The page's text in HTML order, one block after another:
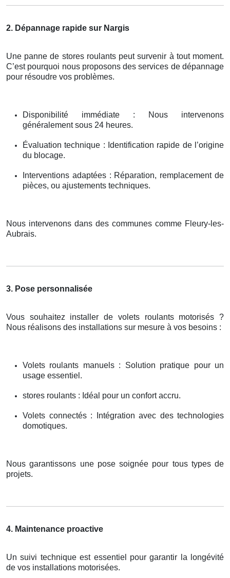
2. Dépannage rapide sur Nargis
Une panne de stores roulants peut survenir à tout moment.
C’est pourquoi nous proposons des services de dépannage
pour résoudre vos problèmes.
Disponibilité immédiate : Nous intervenons
généralement sous 24 heures.
Évaluation technique : Identification rapide de l’origine
du blocage.
Interventions adaptées : Réparation, remplacement de
pièces, ou ajustements techniques.
Nous intervenons dans des communes comme Fleury-les-
Aubrais.
3. Pose personnalisée
Vous souhaitez installer de volets roulants motorisés ?
Nous réalisons des installations sur mesure à vos besoins :
Volets roulants manuels : Solution pratique pour un
usage essentiel.
stores roulants : Idéal pour un confort accru.
Volets connectés : Intégration avec des technologies
domotiques.
Nous garantissons une pose soignée pour tous types de
projets.
4. Maintenance proactive
Un suivi technique est essentiel pour garantir la longévité
de vos installations motorisées.